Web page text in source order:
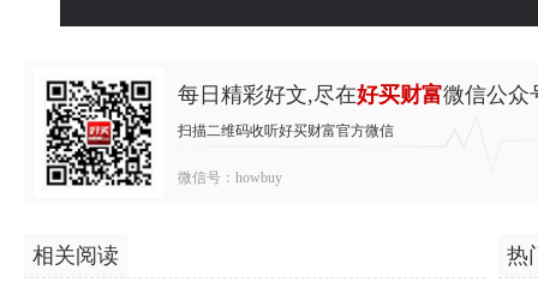
每日精彩好文,尽在好买财富微信公众
扫描二维码收听好买财富官方微信
微信号：howbuy
相关阅读 热